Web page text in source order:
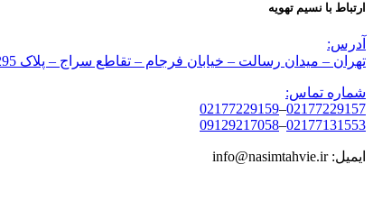
ارتباط با نسیم تهویه
آدرس:
تهران – میدان رسالت – خیابان فرجام – تقاطع سراج – پلاک 295 – واحد 10
شماره تماس:
02177229157
–
02177229159
02177131553
–
09129217058
ایمیل: info@nasimtahvie.ir